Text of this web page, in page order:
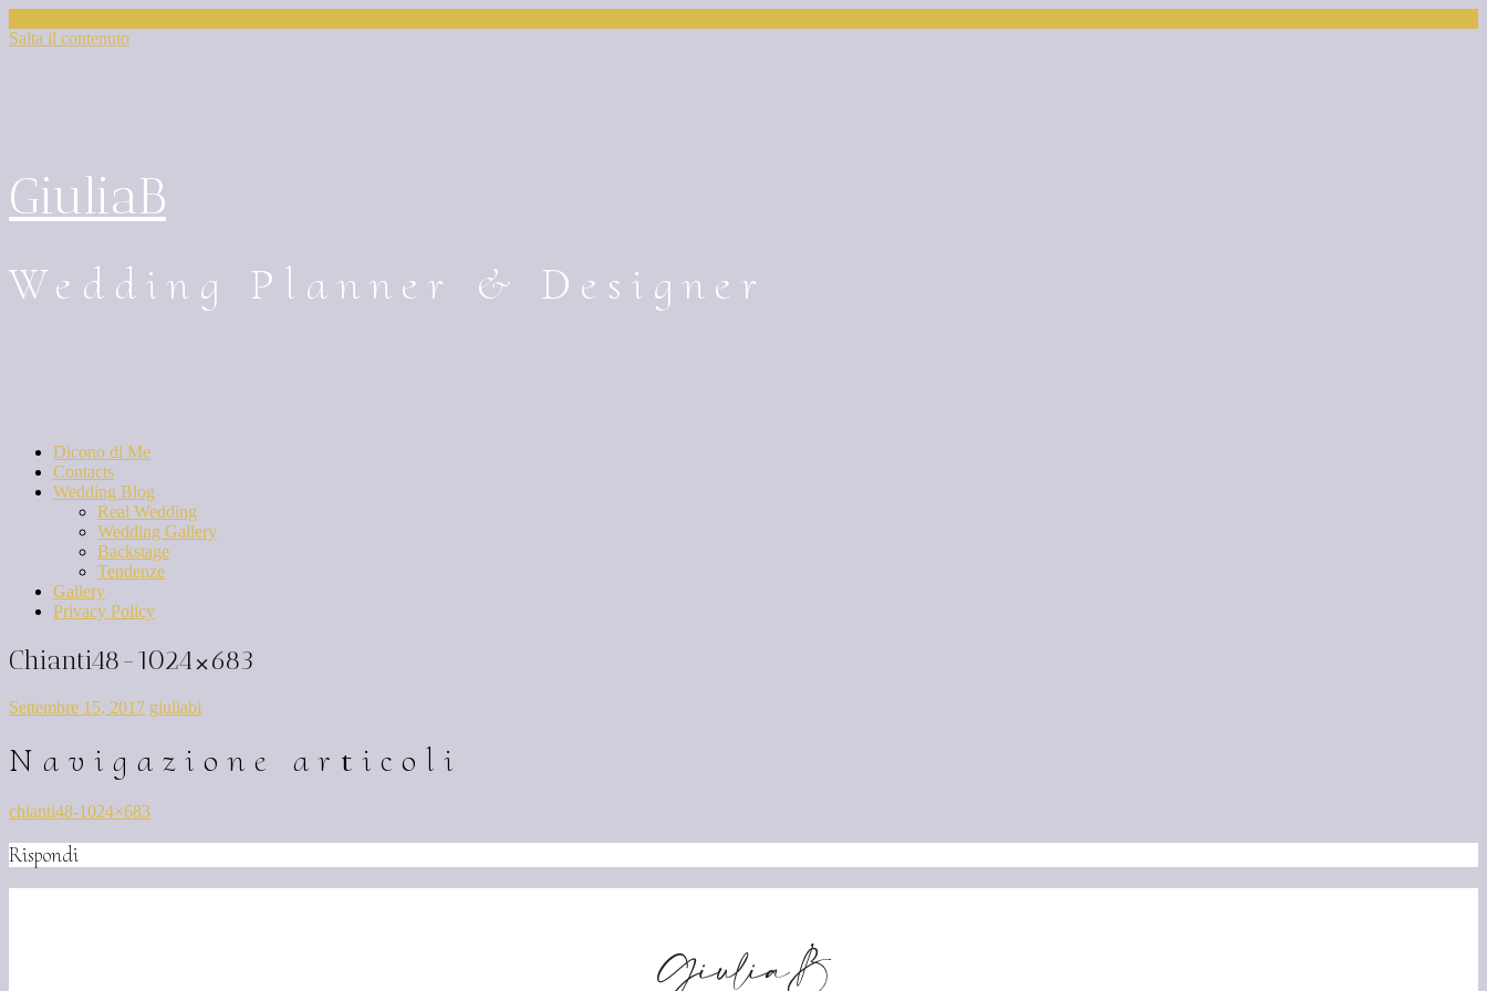
Salta il contenuto
GiuliaB
Wedding Planner & Designer
Dicono di Me
Contacts
Wedding Blog
Real Wedding
Wedding Gallery
Backstage
Tendenze
Gallery
Privacy Policy
Chianti48-1024×683
Settembre 15, 2017 giuliabi
Navigazione articoli
chianti48-1024×683
Rispondi